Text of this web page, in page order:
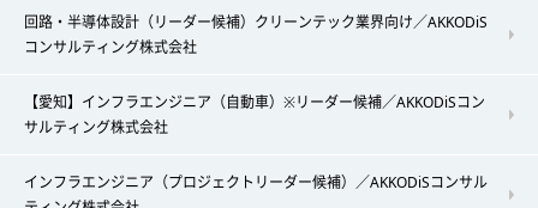
回路・半導体設計（リーダー候補）クリーンテック業界向け／AKKODiS
コンサルティング株式会社
【愛知】インフラエンジニア（自動車）※リーダー候補／AKKODiSコン
サルティング株式会社
インフラエンジニア（プロジェクトリーダー候補）／AKKODiSコンサル